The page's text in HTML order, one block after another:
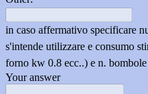
in caso affermativo specificare
s'intende utilizzare e consumo
forno kw 0.8 ecc..) e n.
Your answer